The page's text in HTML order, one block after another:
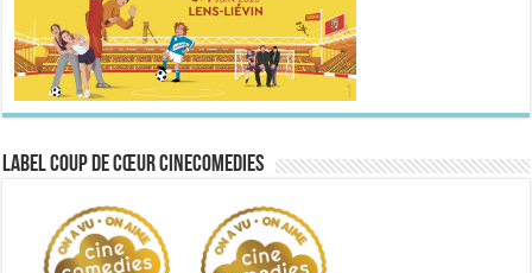
Label Coup de Cœur CineComedies